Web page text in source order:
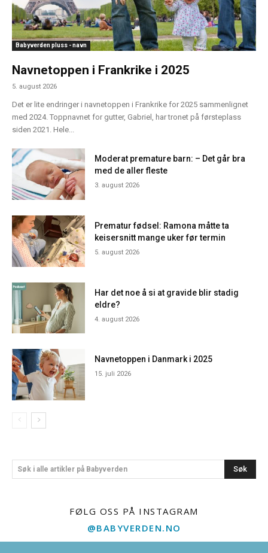
Babyverden pluss - navn
Navnetoppen i Frankrike i 2025
5. august 2026
Det er lite endringer i navnetoppen i Frankrike for 2025 sammenlignet
med 2024. Toppnavnet for gutter, Gabriel, har tronet på førsteplass
siden 2021. Hele...
Moderat premature barn: – Det går bra
med de aller fleste
3. august 2026
Prematur fødsel: Ramona måtte ta
keisersnitt mange uker før termin
5. august 2026
Har det noe å si at gravide blir stadig
eldre?
4. august 2026
Navnetoppen i Danmark i 2025
15. juli 2026
Søk i alle artikler på Babyverden Søk
FØLG OSS PÅ INSTAGRAM
@BABYVERDEN.NO